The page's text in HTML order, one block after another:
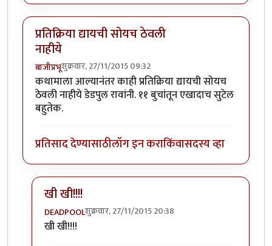
प्रतिक्रिया द्यायची सोयच ठेवली
नाहीये
बाजीप्रभूशुक्रवार, 27/11/2015 09:32
कथामाला आल्यानंतर काही प्रतिक्रिया द्यायची सोयच
ठेवली नाहीये डेडपुल रावांनी. ११ बुचांतून एखादाच सुटेल
बहुतेक.
प्रतिसाद देण्यासाठीलॉग इन कराकिंवासदस्य व्हा
खी खी!!!!
DEADPOOLशुक्रवार, 27/11/2015 20:38
In reply to
खी खी!!!!